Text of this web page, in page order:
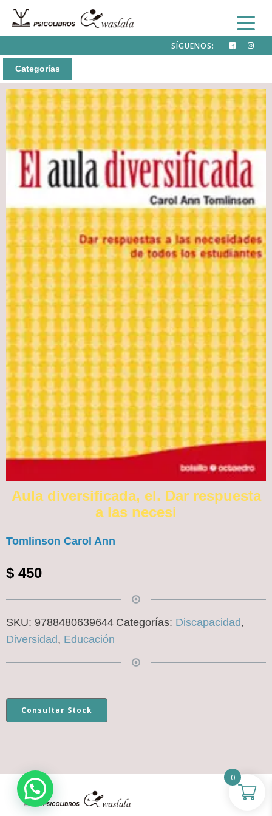
SÍGUENOS:
Categorías
Aula diversificada, el. Dar respuesta
a las necesi
Tomlinson Carol Ann
$ 450
SKU: 9788480639644 Categorías: Discapacidad,
Diversidad, Educación
Consultar Stock
0